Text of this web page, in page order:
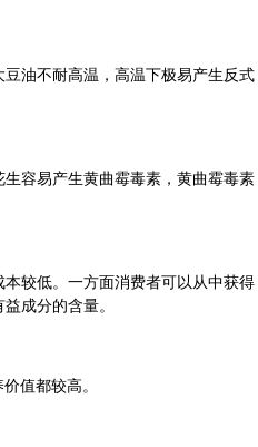
油不耐高温，高温下极易产生反式
容易产生黄曲霉毒素，黄曲霉毒素
较低。一方面消费者可以从中获得
成分的含量。
值都较高。